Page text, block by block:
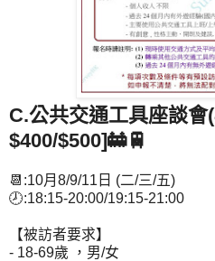
C.公共交通工具座談會
$400/$500]🚋🚆
📆:10月8/9/11日 (二/三/五)
🕗:18:15-20:00/19:15-21:00
【被訪者要求】
- 18-69歲 ，男/女